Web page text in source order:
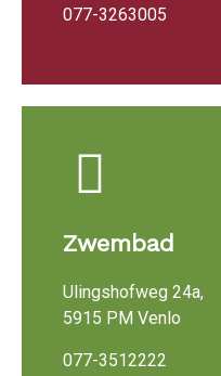
077-3263005
Zwembad
Ulingshofweg 24a,
5915 PM Venlo
077-3512222